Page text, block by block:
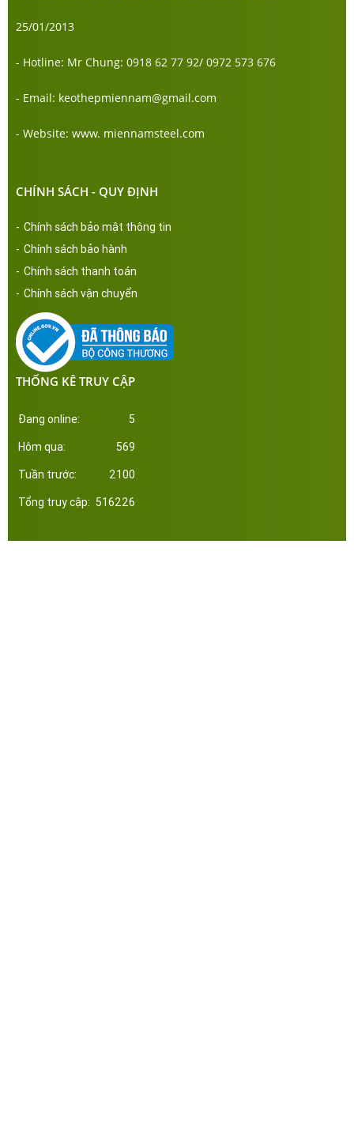
25/01/2013
- Hotline: Mr Chung: 0918 62 77 92/ 0972 573 676
- Email: keothepmiennam@gmail.com
- Website: www. miennamsteel.com
CHÍNH SÁCH - QUY ĐỊNH
- Chính sách bảo mật thông tin
- Chính sách bảo hành
- Chính sách thanh toán
- Chính sách vận chuyển
THỐNG KÊ TRUY CẬP
Đang online: 5
Hôm qua: 569
Tuần trước: 2100
Tổng truy cập: 516226